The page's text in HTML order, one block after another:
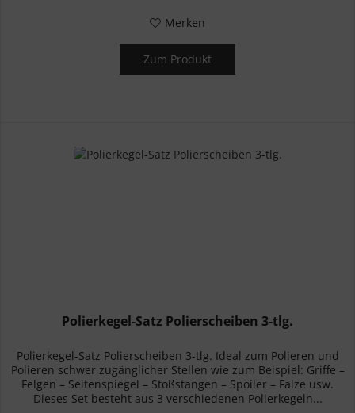
Merken
Zum Produkt
Polierkegel-Satz Polierscheiben 3-tlg.
Polierkegel-Satz Polierscheiben 3-tlg. Ideal zum Polieren und
Polieren schwer zugänglicher Stellen wie zum Beispiel: Griffe –
Felgen – Seitenspiegel – Stoßstangen – Spoiler – Falze usw.
Dieses Set besteht aus 3 verschiedenen Polierkegeln...